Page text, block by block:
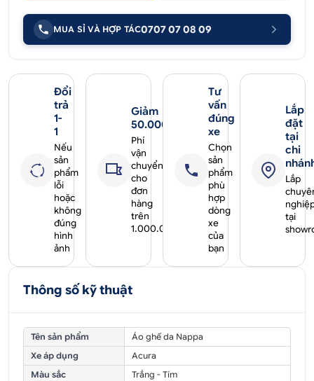
MUA SỈ VÀ HỢP TÁC0707 07 08 09
Đổi
trả
1-
1
Nếu
sản
phẩm
lỗi
hoặc
không
đúng
hình
ảnh
Giảm
50.000₫
Phí
vận
chuyển
cho
đơn
hàng
trên
1.000.000₫
Tư
vấn
đúng
xe
Chọn
sản
phẩm
phù
hợp
dòng
xe
của
bạn
Lắp
đặt
tại
chi
Lắp
tại
Thông số kỹ thuật
Tên sản phẩm
Áo ghế da Nappa
Xe áp dụng
Acura
Màu sắc
Trắng - Tím